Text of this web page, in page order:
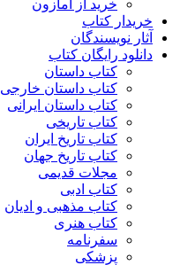
خرید از آمازون
خریدار کتاب
آثار نویسندگان
دانلود رایگان کتاب
کتاب داستان
کتاب داستان خارجی
کتاب داستان ایرانی
کتاب تاریخی
کتاب تاریخ ایران
کتاب تاریخ جهان
مجلات قدیمی
کتاب ادبی
کتاب مذهبی و ادیان
کتاب هنری
سفرنامه
پزشکی